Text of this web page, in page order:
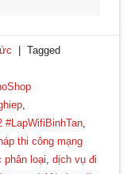
| Tagged
#LapWifiBinhTan
thi công mạng
loại ,dịch vụ đi